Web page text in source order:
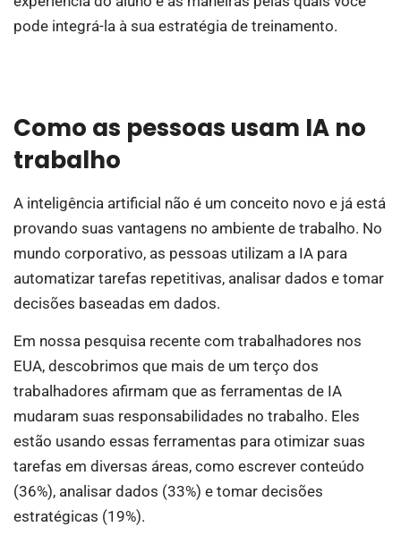
pode integrá-la à sua estratégia de treinamento.
Como as pessoas usam IA no
trabalho
A inteligência artificial não é um conceito novo e já está
provando suas vantagens no ambiente de trabalho. No
mundo corporativo, as pessoas utilizam a IA para
automatizar tarefas repetitivas, analisar dados e tomar
decisões baseadas em dados.
Em nossa pesquisa recente com trabalhadores nos
EUA, descobrimos que mais de um terço dos
trabalhadores afirmam que as ferramentas de IA
mudaram suas responsabilidades no trabalho. Eles
estão usando essas ferramentas para otimizar suas
tarefas em diversas áreas, como escrever conteúdo
(36%), analisar dados (33%) e tomar decisões
estratégicas (19%).